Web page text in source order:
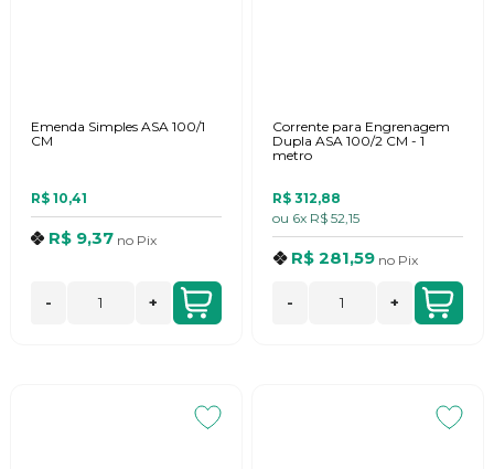
Emenda Simples ASA 100/1
CM
R$ 10,41
R$ 9,37 no Pix
- +
Corrente para Engrenagem
Dupla ASA 100/2 CM - 1
metro
R$ 312,88
ou 6x R$ 52,15
R$ 281,59 no Pix
- +